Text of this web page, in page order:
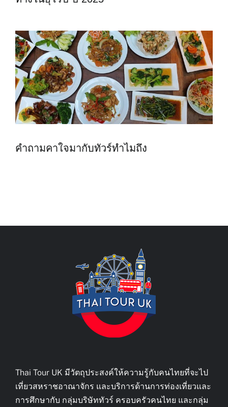
คำถามคาใจมากับทัวร์ทำไมถึง
Thai Tour UK มีวัตถุประสงค์ให้ความรู้กับคนไทยที่จะไป
เที่ยวสหราชอาณาจักร และบริการด้านการท่องเที่ยวและ
การศึกษากับ กลุ่มบริษัททัวร์ ครอบครัวคนไทย และกลุ่ม